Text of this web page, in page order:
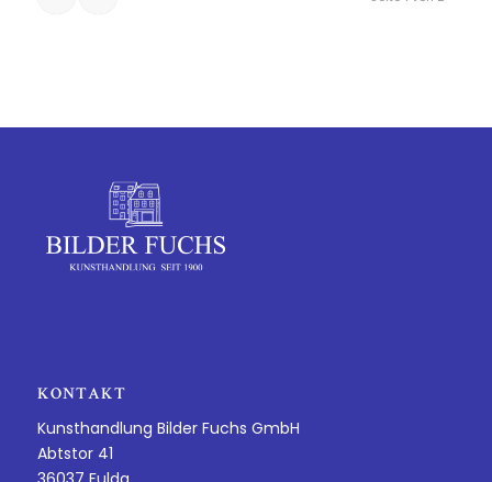
KONTAKT
Kunsthandlung Bilder Fuchs GmbH
Abtstor 41